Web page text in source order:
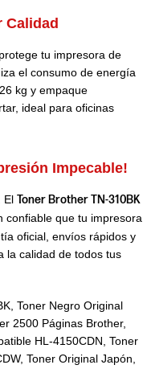
tu impresora de
el consumo de energía
kg y empaque
ideal para oficinas
Impecable!
El Toner Brother TN-310BK
confiable que tu impresora
oficial, envíos rápidos y
la calidad de todos tus
Toner Negro Original
2500 Páginas Brother,
HL-4150CDN, Toner
Toner Original Japón,